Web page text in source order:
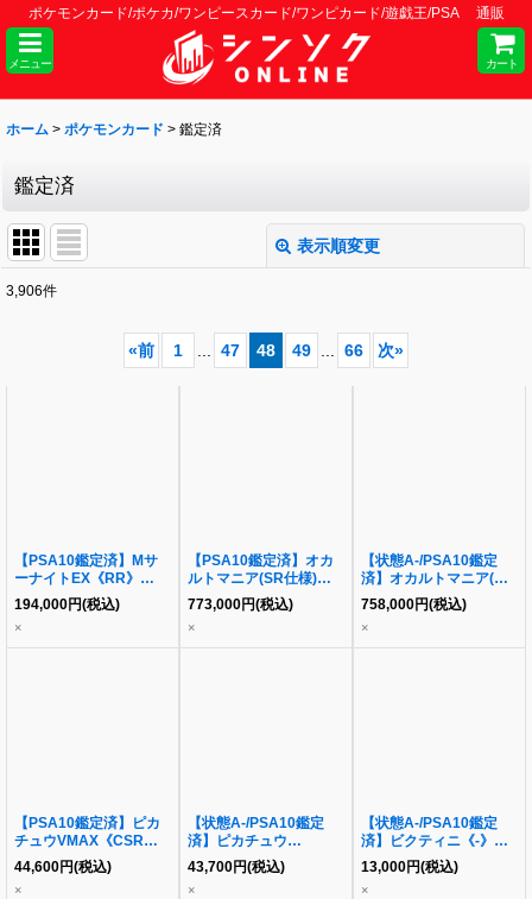
ポケモンカード/ポケカ/ワンピースカード/ワンピカード/遊戯王/PSA 通販
メニュー カート
ホーム > ポケモンカード > 鑑定済
鑑定済
表示順変更
3,906件
«前 1 ... 47 48 49 ... 66 次»
【PSA10鑑定済】Mサ
ーナイトEX《RR》
{020/032}[その他]
194,000円(税込)
×
【PSA10鑑定済】オカ
ルトマニア(SR仕様)
《-》{181/171}[その他]
773,000円(税込)
×
【状態A-/PSA10鑑定
済】オカルトマニア(SR
仕様)《-》{181/171}[そ
の他]
758,000円(税込)
×
【PSA10鑑定済】ピカ
チュウVMAX《CSR》
{223/184}[その他]
44,600円(税込)
×
【状態A-/PSA10鑑定
済】ピカチュウ
VMAX《CSR》
{223/184}[その他]
43,700円(税込)
×
【状態A-/PSA10鑑定
済】ビクティニ《-》
{271/SV-P}[-]
13,000円(税込)
×